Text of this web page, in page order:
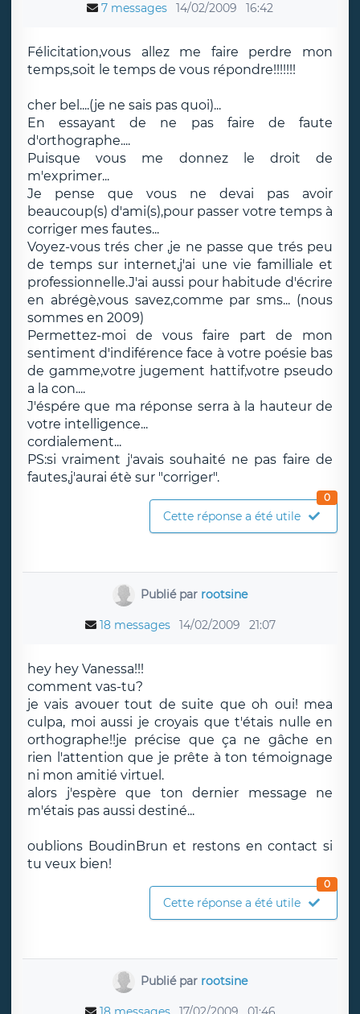
7 messages 14/02/2009 16:42
Félicitation,vous allez me faire perdre mon
temps,soit le temps de vous répondre!!!!!!!
cher bel....(je ne sais pas quoi)...
En essayant de ne pas faire de faute
d'orthographe....
Puisque vous me donnez le droit de
m'exprimer...
Je pense que vous ne devai pas avoir
beaucoup(s) d'ami(s),pour passer votre temps à
corriger mes fautes...
Voyez-vous trés cher ,je ne passe que trés peu
de temps sur internet,j'ai une vie familliale et
professionnelle.J'ai aussi pour habitude d'écrire
en abrégè,vous savez,comme par sms... (nous
sommes en 2009)
Permettez-moi de vous faire part de mon
sentiment d'indiférence face à votre poésie bas
de gamme,votre jugement hattif,votre pseudo
a la con....
J'éspére que ma réponse serra à la hauteur de
votre intelligence...
cordialement...
PS:si vraiment j'avais souhaité ne pas faire de
fautes,j'aurai étè sur "corriger".
Cette réponse a été utile
0
Publié par rootsine
18 messages 14/02/2009 21:07
hey hey Vanessa!!!
comment vas-tu?
je vais avouer tout de suite que oh oui! mea
culpa, moi aussi je croyais que t'étais nulle en
orthographe!!je précise que ça ne gâche en
rien l'attention que je prête à ton témoignage
ni mon amitié virtuel.
alors j'espère que ton dernier message ne
m'étais pas aussi destiné...
oublions BoudinBrun et restons en contact si
tu veux bien!
Cette réponse a été utile
0
Publié par rootsine